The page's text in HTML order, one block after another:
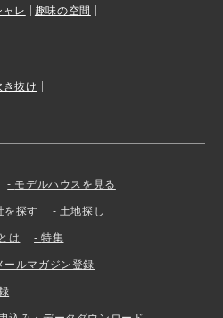
ャレ 趣味の空間
き抜け
モデルハウスを見る
を探す 土地探し
は 特集
ールマガジン登録